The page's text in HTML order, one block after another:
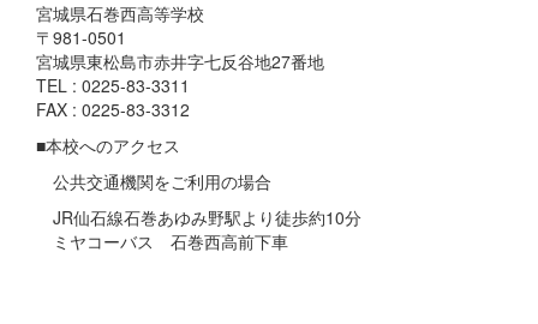
宮城県石巻西高等学校
〒981-0501
宮城県東松島市赤井字七反谷地27番地
TEL : 0225-83-3311
FAX : 0225-83-3312
■本校へのアクセス
公共交通機関をご利用の場合
JR仙石線石巻あゆみ野駅より徒歩約10分
ミヤコーバス 石巻西高前下車